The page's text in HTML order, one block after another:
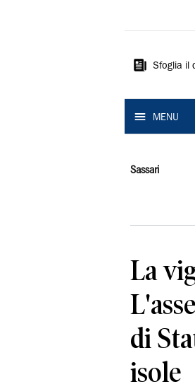
Sfoglia il
MENU
Sassari
La
di
isole